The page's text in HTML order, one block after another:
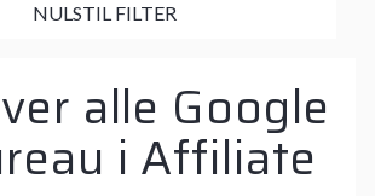
NULSTIL FILTER
alle Google
i Affiliate